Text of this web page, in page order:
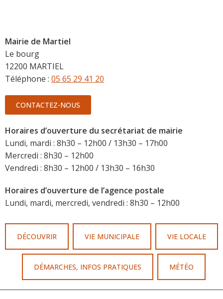
Mairie de Martiel
Le bourg
12200 MARTIEL
Téléphone : 05 65 29 41 20
CONTACTEZ-NOUS
Horaires d’ouverture du secrétariat de mairie
Lundi, mardi : 8h30 – 12h00 / 13h30 – 17h00
Mercredi : 8h30 – 12h00
Vendredi : 8h30 – 12h00 / 13h30 – 16h30
Horaires d’ouverture de l’agence postale
Lundi, mardi, mercredi, vendredi : 8h30 – 12h00
DÉCOUVRIR VIE MUNICIPALE VIE LOCALE
DÉMARCHES, INFOS PRATIQUES MÉTÉO